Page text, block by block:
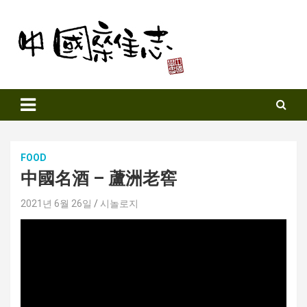
content
Sinozine
FOOD
中國名酒 – 蘆洲老窖
2021년 6월 26일 시놀로지